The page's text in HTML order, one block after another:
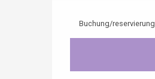
Buchung/reservierung